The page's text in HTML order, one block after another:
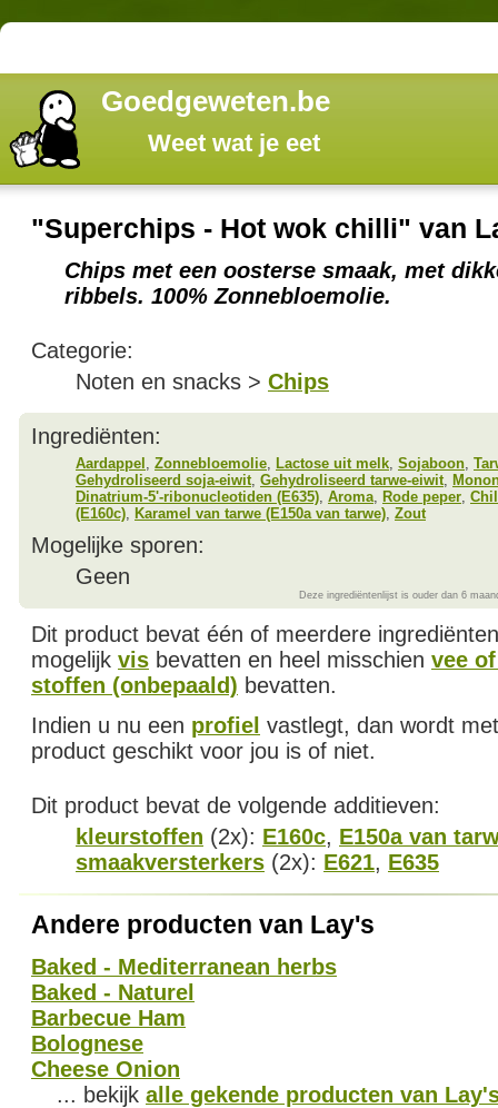
Goedgeweten.be
Weet wat je eet
"Superchips - Hot wok chilli" van
Chips met een oosterse smaak, met
ribbels. 100% Zonnebloemolie.
Categorie:
Noten en snacks > Chips
Ingrediënten:
Aardappel Zonnebloemolie Lactose uit melk Sojaboon
Gehydroliseerd soja-eiwit Gehydroliseerd tarwe-eiwit
Dinatrium-5'-ribonucleotiden (E635) Aroma Rode peper
(E160c) Karamel van tarwe (E150a van tarwe) Zout
Mogelijke sporen:
Geen
Deze ingrediëntenlijst is ouder dan 6
Dit product bevat één of meerdere
mogelijk vis bevatten en heel misschien vee
stoffen (onbepaald) bevatten.
Indien u nu een profiel vastlegt, dan wordt
product geschikt voor jou is of niet.
Dit product bevat de volgende additieven:
kleurstoffen (2x): E160c, E150a van
smaakversterkers (2x): E621, E635
Andere producten van Lay's
Baked - Mediterranean herbs
Baked - Naturel
Barbecue Ham
Bolognese
Cheese Onion
... bekijk alle gekende producten van